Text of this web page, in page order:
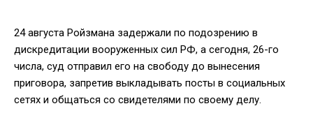
24 августа Ройзмана задержали по подозрению в
дискредитации вооруженных сил РФ, а сегодня, 26-го
числа, суд отправил его на свободу до вынесения
приговора, запретив выкладывать посты в социальных
сетях и общаться со свидетелями по своему делу.